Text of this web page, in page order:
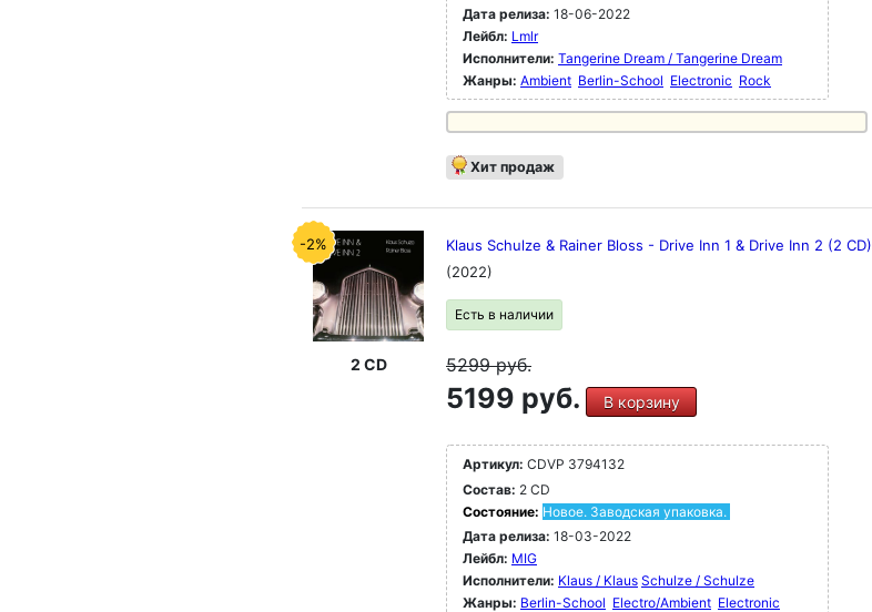
Дата релиза: 18-06-2022
Лейбл: Lmlr
Исполнители: Tangerine Dream / Tangerine Dream
Жанры: Ambient Berlin-School Electronic Rock
Хит продаж
-2%
2 CD
Klaus Schulze & Rainer Bloss - Drive Inn 1 & Drive Inn 2 (2 CD)
(2022)
Есть в наличии
5299руб.
5199 руб. В корзину
Артикул: CDVP 3794132
Состав: 2 CD
Состояние: Новое. Заводская упаковка.
Дата релиза: 18-03-2022
Лейбл: MIG
Исполнители: Klaus / Klaus Schulze / Schulze
Жанры: Berlin-School Electro/Ambient Electronic